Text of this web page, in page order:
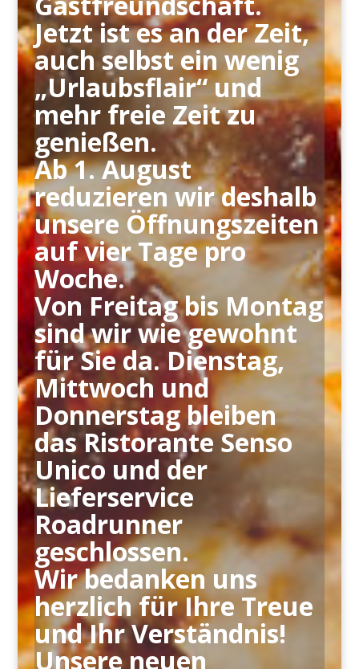
Jetzt ist es an der Zeit,
auch selbst ein wenig
„Urlaubsflair“ und
mehr freie Zeit zu
genießen.
Ab 1. August
reduzieren wir deshalb
unsere Öffnungszeiten
auf vier Tage pro
Woche.
Von Freitag bis Montag
sind wir wie gewohnt
für Sie da. Dienstag,
Mittwoch und
Donnerstag bleiben
das Ristorante Senso
Unico und der
Lieferservice
Roadrunner
geschlossen.
Wir bedanken uns
herzlich für Ihre Treue
und Ihr Verständnis!
Unsere neuen